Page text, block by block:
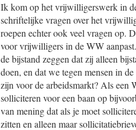
Ik kom op het vrijwilligerswerk in
schriftelijke vragen over het
roepen echter ook veel vragen op.
voor vrijwilligers in de WW
de bijstand zeggen dat zij alleen
doen, en dat we tegen mensen in
zijn voor de arbeidsmarkt? Als een
solliciteren voor een baan op
van mening dat als je moet
zitten en alleen maar